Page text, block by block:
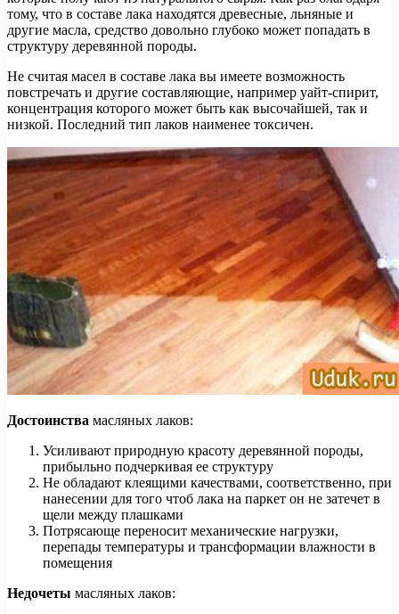
тому, что в составе лака находятся древесные, льняные и
другие масла, средство довольно глубоко может попадать в
структуру деревянной породы.
Не считая масел в составе лака вы имеете возможность
повстречать и другие составляющие, например уайт-спирит,
концентрация которого может быть как высочайшей, так и
низкой. Последний тип лаков наименее токсичен.
Достоинства масляных лаков:
Усиливают природную красоту деревянной породы,
прибыльно подчеркивая ее структуру
Не обладают клеящими качествами, соответственно, при
нанесении для того чтоб лака на паркет он не затечет в
щели между плашками
Потрясающе переносит механические нагрузки,
перепады температуры и трансформации влажности в
помещения
Недочеты масляных лаков: